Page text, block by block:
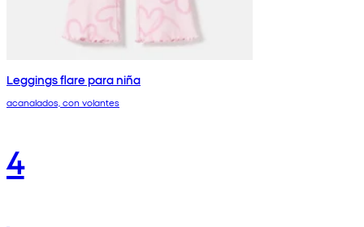
Leggings flare para niña
acanalados, con volantes
4